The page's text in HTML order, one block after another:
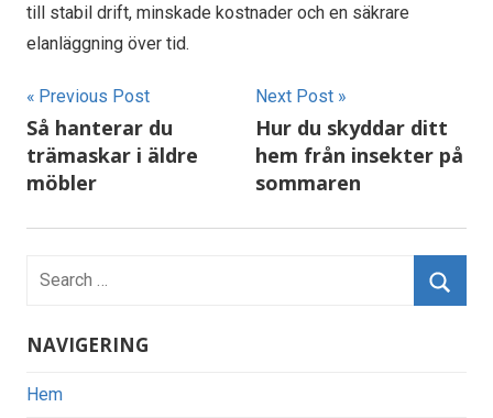
till stabil drift, minskade kostnader och en säkrare
elanläggning över tid.
Inläggsnavigering
Previous Post
Så hanterar du
trämaskar i äldre
möbler
Next Post
Hur du skyddar ditt
hem från insekter på
sommaren
NAVIGERING
Hem